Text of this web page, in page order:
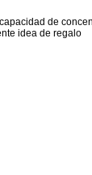
de
idea de regalo